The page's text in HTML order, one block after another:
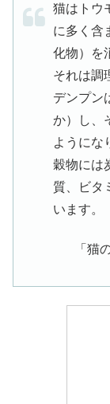
猫はトウ
に多く含
化物）を
それは調
デンプン
か）し、
ようにな
穀物には
質、ビタ
います。
「猫